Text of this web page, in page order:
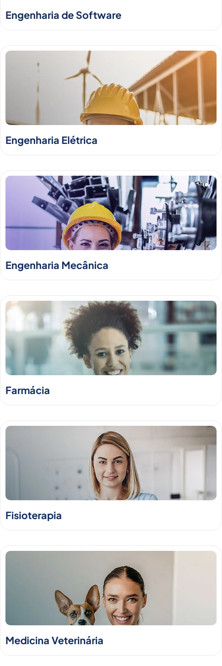
Engenharia de Software
Engenharia Elétrica
Engenharia Mecânica
Farmácia
Fisioterapia
Medicina Veterinária